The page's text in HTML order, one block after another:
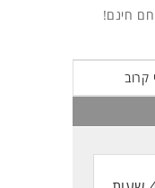
קרוב